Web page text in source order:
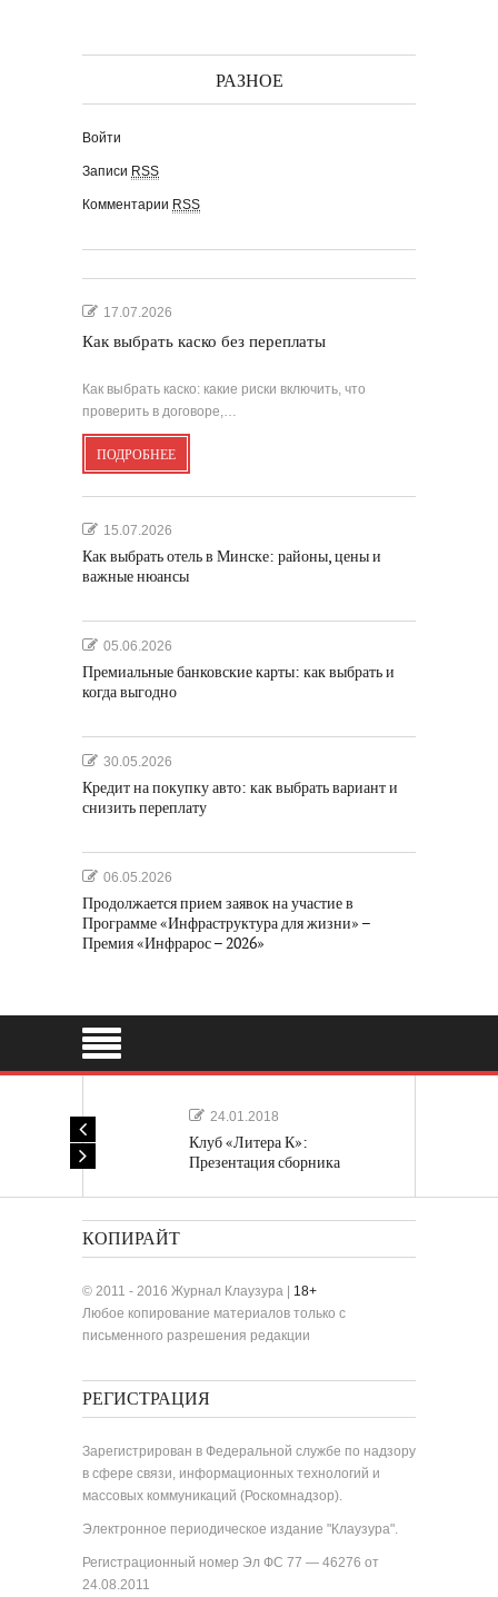
РАЗНОЕ
Войти
Записи RSS
Комментарии RSS
17.07.2026
Как выбрать каско без переплаты
Как выбрать каско: какие риски включить, что
проверить в договоре,…
ПОДРОБНЕЕ
15.07.2026
Как выбрать отель в Минске: районы, цены и
важные нюансы
05.06.2026
Премиальные банковские карты: как выбрать и
когда выгодно
30.05.2026
Кредит на покупку авто: как выбрать вариант и
снизить переплату
06.05.2026
Продолжается прием заявок на участие в
Программе «Инфраструктура для жизни» –
Премия «Инфрарос – 2026»
24.01.2018
Клуб «Литера К»:
Презентация сборника
КОПИРАЙТ
© 2011 - 2016 Журнал Клаузура | 18+
Любое копирование материалов только с
письменного разрешения редакции
РЕГИСТРАЦИЯ
Зарегистрирован в Федеральной службе по надзору
в сфере связи, информационных технологий и
массовых коммуникаций (Роскомнадзор).
Электронное периодическое издание "Клаузура".
Регистрационный номер Эл ФС 77 — 46276 от
24.08.2011